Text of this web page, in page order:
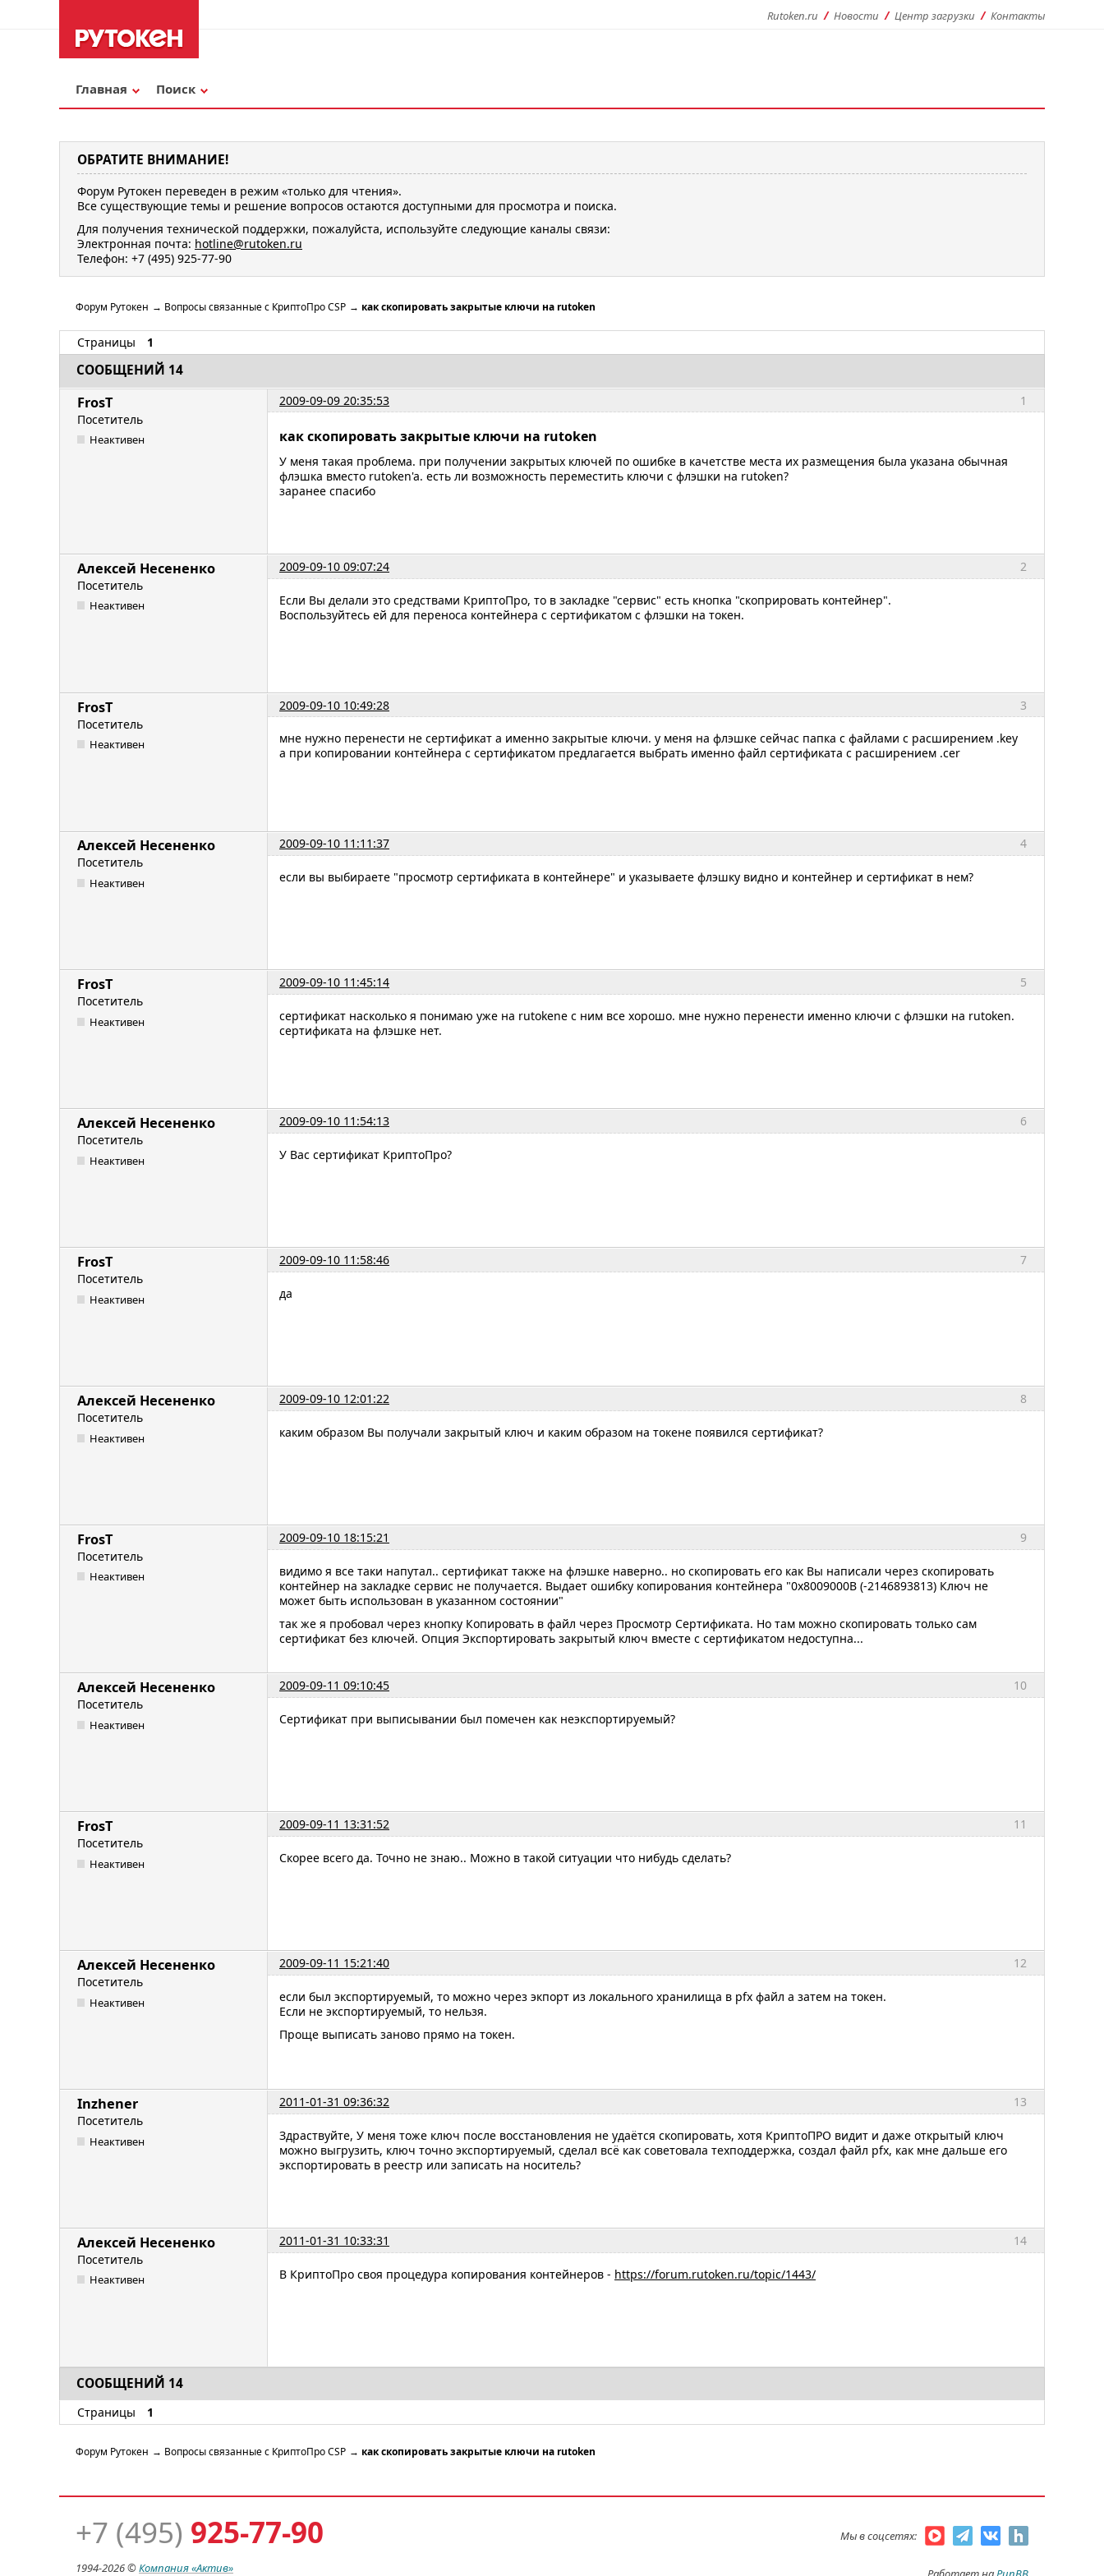
Rutoken.ru Новости Центр загрузки Контакты
Главная Поиск
ОБРАТИТЕ ВНИМАНИЕ!
Форум Рутокен переведен в режим «только для чтения».
Все существующие темы и решение вопросов остаются доступными для просмотра и поиска.
Для получения технической поддержки, пожалуйста, используйте следующие каналы связи:
Электронная почта: hotline@rutoken.ru
Телефон: +7 (495) 925-77-90
Форум Рутокен → Вопросы связанные с КриптоПро CSP → как скопировать закрытые ключи на rutoken
Страницы 1
СООБЩЕНИЙ 14
1
FrosT
2009-09-09 20:35:53
Посетитель
Неактивен как скопировать закрытые ключи на rutoken
У меня такая проблема. при получении закрытых ключей по ошибке в качетстве места их размещения была указана обычная
флэшка вместо rutoken'a. есть ли возможность переместить ключи с флэшки на rutoken?
заранее спасибо
2
Алексей Несененко
2009-09-10 09:07:24
Посетитель
Неактивен
Если Вы делали это средствами КриптоПро, то в закладке "сервис" есть кнопка "скоприровать контейнер".
Воспользуйтесь ей для переноса контейнера с сертификатом с флэшки на токен.
3
FrosT
2009-09-10 10:49:28
Посетитель
Неактивен
мне нужно перенести не сертификат а именно закрытые ключи. у меня на флэшке сейчас папка с файлами с расширением .key
а при копировании контейнера с сертификатом предлагается выбрать именно файл сертификата с расширением .cer
4
Алексей Несененко
2009-09-10 11:11:37
Посетитель
Неактивен если вы выбираете "просмотр сертификата в контейнере" и указываете флэшку видно и контейнер и сертификат в нем?
5
FrosT
2009-09-10 11:45:14
Посетитель
Неактивен
сертификат насколько я понимаю уже на rutokene с ним все хорошо. мне нужно перенести именно ключи с флэшки на rutoken.
сертификата на флэшке нет.
6
Алексей Несененко
2009-09-10 11:54:13
Посетитель
Неактивен У Вас сертификат КриптоПро?
7
FrosT
2009-09-10 11:58:46
Посетитель
Неактивен да
8
Алексей Несененко
2009-09-10 12:01:22
Посетитель
Неактивен каким образом Вы получали закрытый ключ и каким образом на токене появился сертификат?
9
FrosT
2009-09-10 18:15:21
Посетитель
Неактивен
видимо я все таки напутал.. сертификат также на флэшке наверно.. но скопировать его как Вы написали через скопировать
контейнер на закладке сервис не получается. Выдает ошибку копирования контейнера "0x8009000B (-2146893813) Ключ не
может быть использован в указанном состоянии"
так же я пробовал через кнопку Копировать в файл через Просмотр Сертификата. Но там можно скопировать только сам
сертификат без ключей. Опция Экспортировать закрытый ключ вместе с сертификатом недоступна...
10
Алексей Несененко
2009-09-11 09:10:45
Посетитель
Неактивен Сертификат при выписывании был помечен как неэкспортируемый?
11
FrosT
2009-09-11 13:31:52
Посетитель
Неактивен Скорее всего да. Точно не знаю.. Можно в такой ситуации что нибудь сделать?
12
Алексей Несененко
2009-09-11 15:21:40
Посетитель
Неактивен
если был экспортируемый, то можно через экпорт из локального хранилища в pfx файл а затем на токен.
Если не экспортируемый, то нельзя.
Проще выписать заново прямо на токен.
13
Inzhener
2011-01-31 09:36:32
Посетитель
Неактивен
Здраствуйте, У меня тоже ключ после восстановления не удаётся скопировать, хотя КриптоПРО видит и даже открытый ключ
можно выгрузить, ключ точно экспортируемый, сделал всё как советовала техподдержка, создал файл pfx, как мне дальше его
экспортировать в реестр или записать на носитель?
14
Алексей Несененко
2011-01-31 10:33:31
Посетитель
Неактивен В КриптоПро своя процедура копирования контейнеров - https://forum.rutoken.ru/topic/1443/
СООБЩЕНИЙ 14
Страницы 1
Форум Рутокен → Вопросы связанные с КриптоПро CSP → как скопировать закрытые ключи на rutoken
+7 (495) 925-77-90
1994-2026 ©Компания«Актив»
Мы в соцсетях: